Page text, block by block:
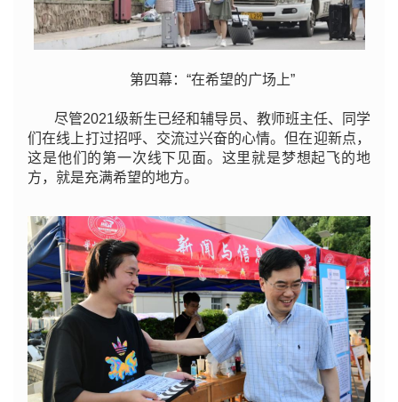
第四幕：“在希望的广场上”
尽管2021级新生已经和辅导员、教师班主任、同学
们在线上打过招呼、交流过兴奋的心情。但在迎新点，
这是他们的第一次线下见面。这里就是梦想起飞的地
方，就是充满希望的地方。